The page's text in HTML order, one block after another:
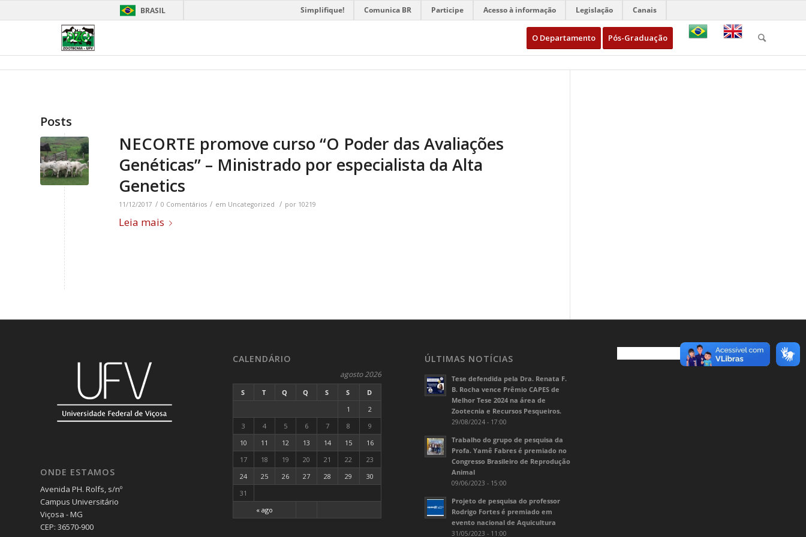
BRASIL Simplifique! Comunica BR Participe Acesso à informação Legislação Canais
O Departamento Pós-Graduação
Posts
NECORTE promove curso “O Poder das Avaliações
Genéticas” – Ministrado por especialista da Alta
Genetics
11/12/2017 / 0 Comentários / em Uncategorized / por 10219
Leia mais
ONDE ESTAMOS
Avenida PH. Rolfs, s/nº
Campus Universitário
Viçosa - MG
CEP: 36570-900
CALENDÁRIO
agosto 2026
S T Q Q S S D
« ago
1
2
3
4 5 6 7 8
9
10
11 12 13 14 15
16
17
18 19 20 21 22
23
24
25 26 27 28 29
30
31
ÚLTIMAS NOTÍCIAS
Tese defendida pela Dra. Renata F.
B. Rocha vence Prêmio CAPES de
Melhor Tese 2024 na área de
Zootecnia e Recursos Pesqueiros.
29/08/2024 - 17:00
Trabalho do grupo de pesquisa da
Profa. Yamê Fabres é premiado no
Congresso Brasileiro de Reprodução
Animal
09/06/2023 - 15:00
Projeto de pesquisa do professor
Rodrigo Fortes é premiado em
evento nacional de Aquicultura
31/05/2023 - 11:00